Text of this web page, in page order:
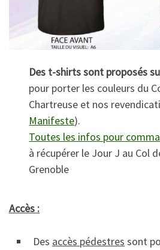
Des t-shirts sont proposés
pour porter les couleurs du
Chartreuse et nos
Manifeste).
Toutes les infos pour
à récupérer le Jour J au Col
Grenoble
Accès :
Des accès pédestres sont